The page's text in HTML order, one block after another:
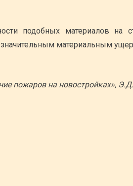
подобных материалов на
материальным
пожаров на новостройках»,